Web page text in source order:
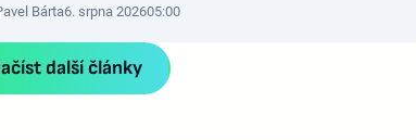
Bárta6. srpna 202605:00
další články